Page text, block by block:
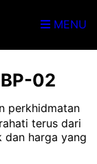
MENU
02
perkhidmatan
terus dari
harga yang